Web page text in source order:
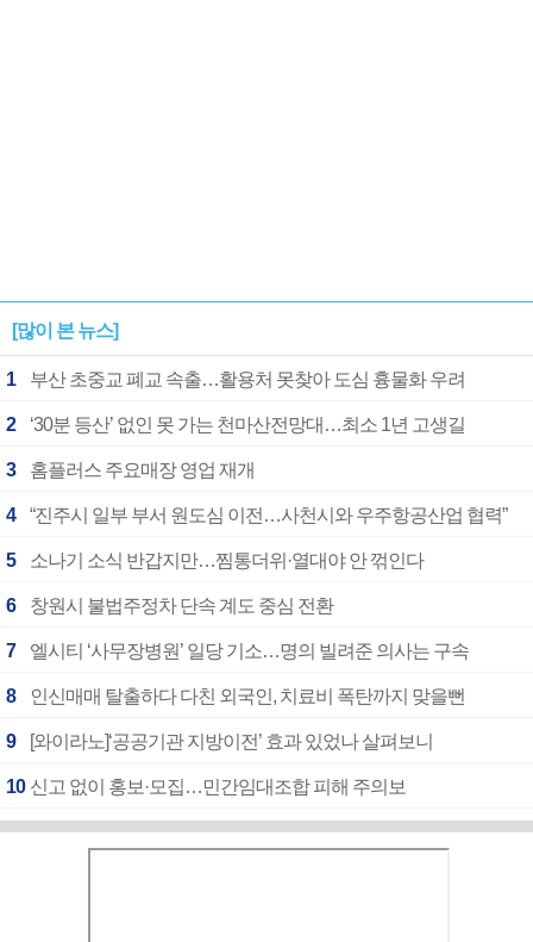
[많이 본 뉴스]
1 부산 초중교 폐교 속출…활용처 못찾아 도심 흉물화 우려
2 ‘30분 등산’ 없인 못 가는 천마산전망대…최소 1년 고생길
3 홈플러스 주요매장 영업 재개
4 “진주시 일부 부서 원도심 이전…사천시와 우주항공산업 협력”
5 소나기 소식 반갑지만…찜통더위·열대야 안 꺾인다
6 창원시 불법주정차 단속 계도 중심 전환
7 엘시티 ‘사무장병원’ 일당 기소…명의 빌려준 의사는 구속
8 인신매매 탈출하다 다친 외국인, 치료비 폭탄까지 맞을뻔
9 [와이라노]‘공공기관 지방이전’ 효과 있었나 살펴보니
10 신고 없이 홍보·모집…민간임대조합 피해 주의보